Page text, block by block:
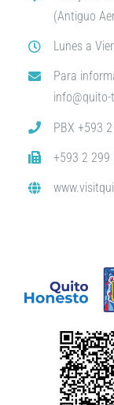
(Antiguo
Lunes a
Para
PBX +593
+593 2 299